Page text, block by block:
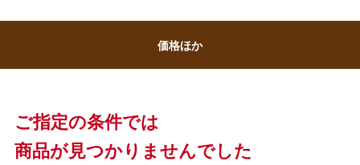
ご指定の条件では
商品が見つかりませんでした
価格ほか
フード＆スイーツ
ホーム＆インテリア
結婚内祝い
母の日
お中元